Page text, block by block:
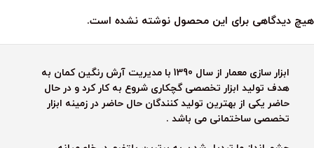
هیچ دیدگاهی برای این محصول نوشته نشده است.
ابزار سازی معمار از سال 1390 با مدیریت آرش رنگین کمان به
هدف تولید ابزار تخصصی گچکاری شروع به کار کرد و در حال
حاضر یکی از بهترین تولید کنندگان حال حاضر در زمینه ابزار
تخصصی ساختمانی می باشد .